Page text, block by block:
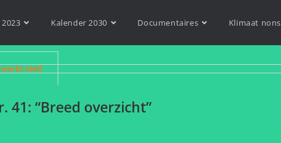
2023 Kalender 2030 Documentaires Klimaat
niet)
41: “Breed overzicht”